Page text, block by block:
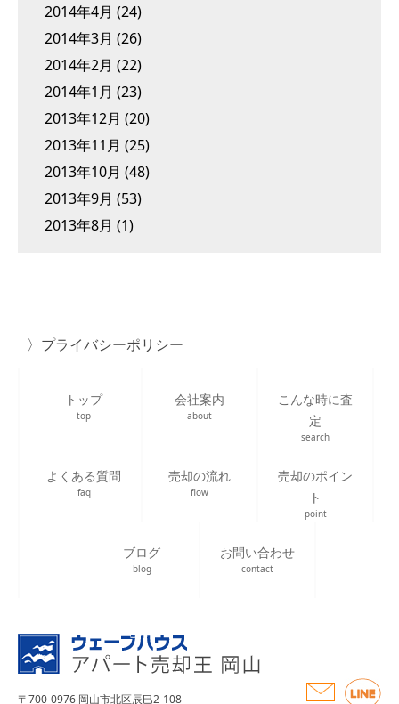
2014年4月 (24)
2014年3月 (26)
2014年2月 (22)
2014年1月 (23)
2013年12月 (20)
2013年11月 (25)
2013年10月 (48)
2013年9月 (53)
2013年8月 (1)
プライバシーポリシー
トップ
top
会社案内
about
こんな時に査
定
search
よくある質問
faq
売却の流れ
flow
売却のポイン
ト
point
ブログ
blog
お問い合わせ
contact
〒700-0976 岡山市北区辰巳2-108